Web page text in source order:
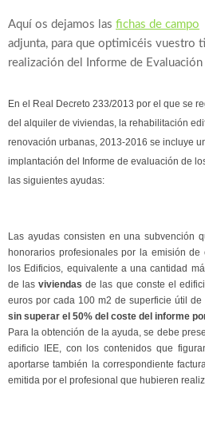
Aquí os dejamos las fichas de campo
adjunta, para que optimicéis vuestro
realización del Informe de
En el Real Decreto 233/2013 por el que se
del alquiler de viviendas, la rehabilitación
renovación urbanas, 2013-2016 se incluye
implantación del Informe de evaluación de
las siguientes ayudas:
Las ayudas consisten en una subvención
honorarios profesionales por la emisión
los Edificios, equivalente a una cantidad
de las viviendas de las que conste el
euros por cada 100 m2 de superficie útil de
sin superar el 50% del coste del informe
Para la obtención de la ayuda, se debe
edificio IEE, con los contenidos que
aportarse también la correspondiente
emitida por el profesional que hubieren